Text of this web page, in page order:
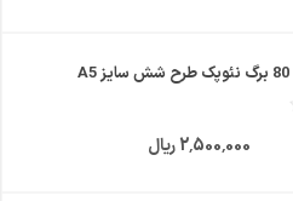
2٬500٬000 ریال